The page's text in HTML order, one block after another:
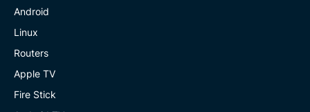
Android
Linux
Routers
Apple TV
Fire Stick